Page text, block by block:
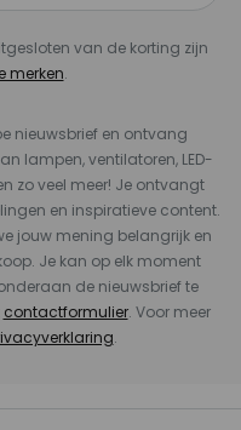
van de korting zijn
merken.
nieuwsbrief en ontvang
lampen, ventilatoren, LED-
zo veel meer! Je ontvangt
en inspiratieve content.
jouw mening belangrijk en
Je kan op elk moment
de nieuwsbrief te
contactformulier. Voor meer
.